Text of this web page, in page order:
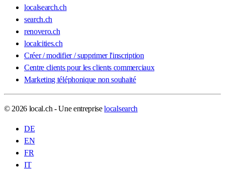
localsearch.ch
search.ch
renovero.ch
localcities.ch
Créer / modifier / supprimer l'inscription
Centre clients pour les clients commerciaux
Marketing téléphonique non souhaité
© 2026 local.ch - Une entrepriselocalsearch
DE
EN
FR
IT